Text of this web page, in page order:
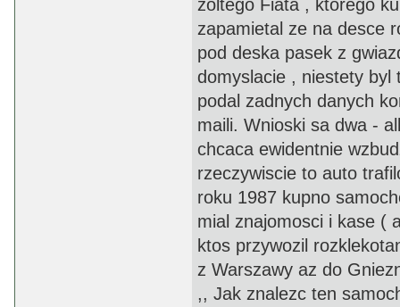
zoltego Fiata , ktorego
zapamietal ze na desce
pod deska pasek z
domyslacie , niestety byl
podal zadnych danych
maili. Wnioski sa dwa -
chcaca ewidentnie
rzeczywiscie to auto
roku 1987 kupno
mial znajomosci i kase (
ktos przywozil
z Warszawy az do
,, Jak znalezc ten